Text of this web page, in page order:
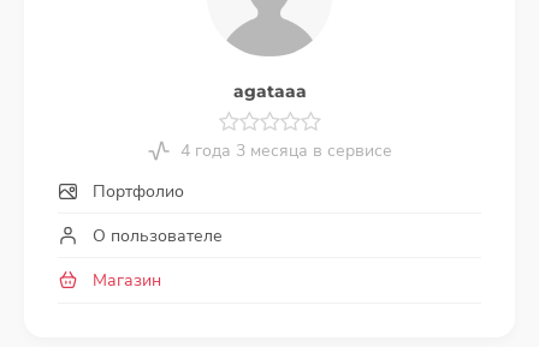
agataaa
4 года 3 месяца в сервисе
Портфолио
О пользователе
Магазин